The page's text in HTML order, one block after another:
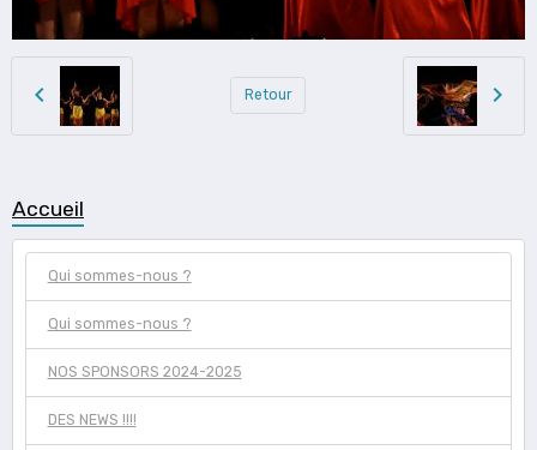
Retour
Accueil
Qui sommes-nous ?
Qui sommes-nous ?
NOS SPONSORS 2024-2025
DES NEWS !!!!